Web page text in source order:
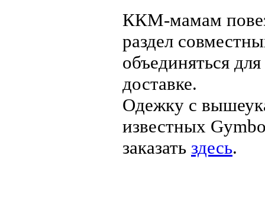
ККМ-мамам
раздел
объединяться
доставке.
Одежку с
известных
заказать здесь.